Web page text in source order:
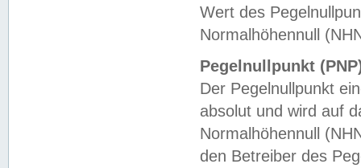
Wert des
Normalhöhennull
Pegelnullpunkt
Der Pegelnullpunkt
absolut und wird auf
Normalhöhennull
den Betreiber des